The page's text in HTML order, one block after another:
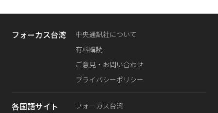
フォーカス台湾
中央通訊社について
有料購読
ご意見・お問い合わせ
プライバシーポリシー
各国語サイト
フォーカス台湾